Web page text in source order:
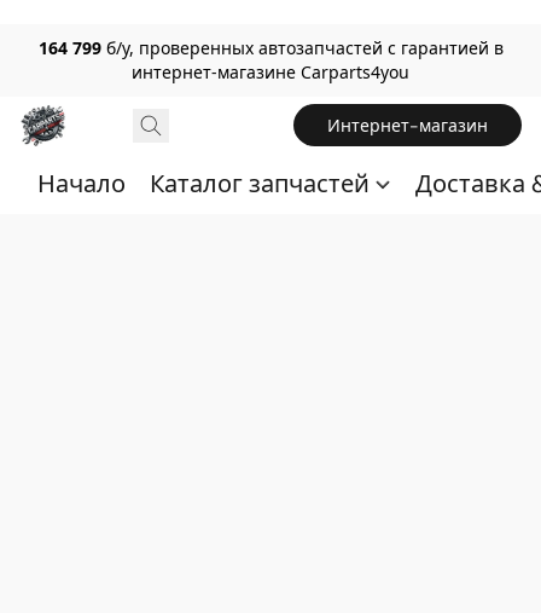
164 799 б/у, проверенных автозапчастей с гарантией в
интернет-магазине Carparts4you
Интернет-магазин
Начало Каталог запчастей Доставка